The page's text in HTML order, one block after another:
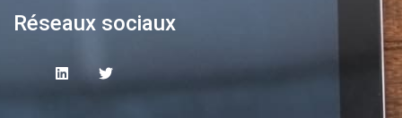
Réseaux sociaux